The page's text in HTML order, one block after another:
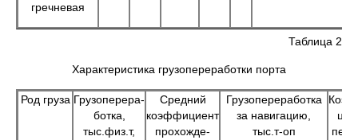
гречневая
Таблица 2
Характеристика грузопереработки порта
Род груза Грузоперера-
ботка,
тыс.физ.т,
Средний
коэффициент
прохожде-
Грузопереработка
за навигацию,
тыс.т-оп